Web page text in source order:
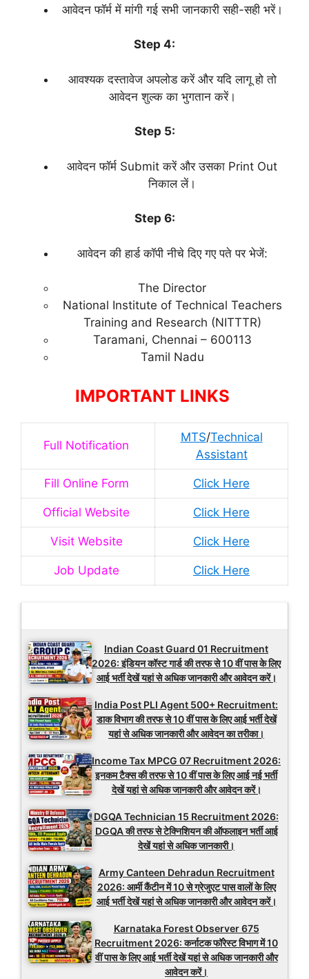
आवेदन फॉर्म में मांगी गई सभी जानकारी सही-सही भरें।
Step 4:
आवश्यक दस्तावेज अपलोड करें और यदि लागू हो तो
आवेदन शुल्क का भुगतान करें।
Step 5:
आवेदन फॉर्म Submit करें और उसका Print Out
निकाल लें।
Step 6:
आवेदन की हार्ड कॉपी नीचे दिए गए पते पर भेजें:
The Director
National Institute of Technical Teachers
Training and Research (NITTTR)
Taramani, Chennai – 600113
Tamil Nadu
IMPORTANT LINKS
Full Notification
MTS/Technical
Assistant
Fill Online Form Click Here
Official Website Click Here
Visit Website Click Here
Job Update Click Here
Indian Coast Guard 01 Recruitment
2026: इंडियन कॉस्ट गार्ड की तरफ से 10 वीं पास के लिए
आई भर्ती देखें यहां से अधिक जानकारी और आवेदन करें।
India Post PLI Agent 500+ Recruitment:
डाक विभाग की तरफ से 10 वीं पास के लिए आई भर्ती देखें
यहां से अधिक जानकारी और आवेदन का तरीका।
Income Tax MPCG 07 Recruitment 2026:
इनकम टैक्स की तरफ से 10 वीं पास के लिए आई नई भर्ती
देखें यहां से अधिक जानकारी और आवेदन करें।
DGQA Technician 15 Recruitment 2026:
DGQA की तरफ से टेक्निशियन की ऑफलाइन भर्ती आई
देखें यहां से अधिक जानकारी।
Army Canteen Dehradun Recruitment
2026: आर्मी कैंटीन में 10 से ग्रेजुएट पास वालों के लिए
आई भर्ती देखें यहां से अधिक जानकारी और आवेदन करें।
Karnataka Forest Observer 675
Recruitment 2026: कर्नाटक फॉरेस्ट विभाग में 10
वीं पास के लिए आई भर्ती देखें यहां से अधिक जानकारी और
आवेदन करें।